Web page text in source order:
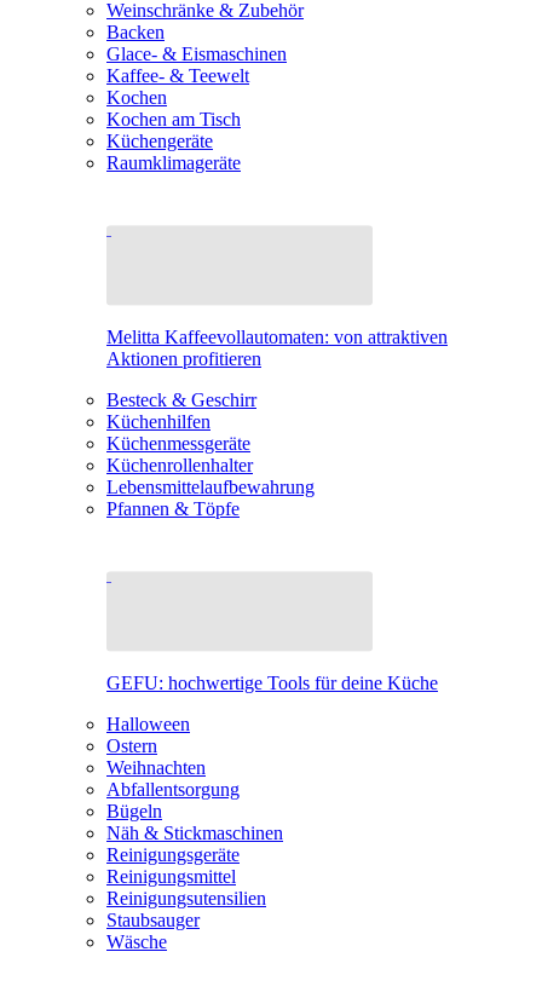
Weinschränke & Zubehör
Backen
Glace- & Eismaschinen
Kaffee- & Teewelt
Kochen
Kochen am Tisch
Küchengeräte
Raumklimageräte
Melitta Kaffeevollautomaten: von attraktiven
Aktionen profitieren
Besteck & Geschirr
Küchenhilfen
Küchenmessgeräte
Küchenrollenhalter
Lebensmittelaufbewahrung
Pfannen & Töpfe
GEFU: hochwertige Tools für deine Küche
Halloween
Ostern
Weihnachten
Abfallentsorgung
Bügeln
Näh & Stickmaschinen
Reinigungsgeräte
Reinigungsmittel
Reinigungsutensilien
Staubsauger
Wäsche